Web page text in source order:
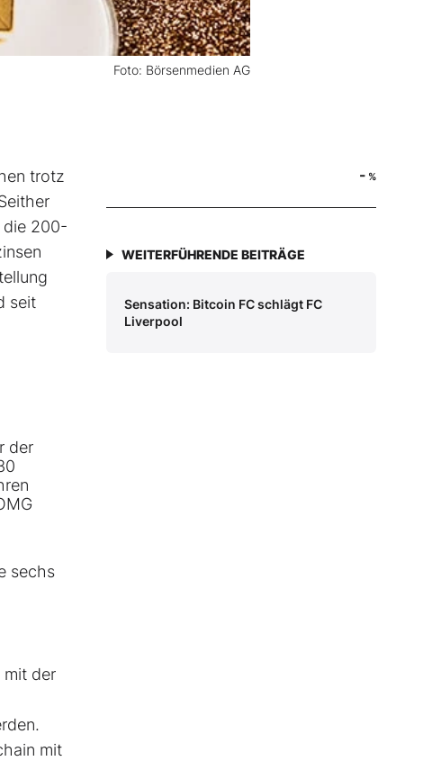
Foto: Börsenmedien AG
trotz
die 200-
seit
der
sechs
mit der
mit
- %
WEITERFÜHRENDE BEITRÄGE
Sensation: Bitcoin FC schlägt FC
Liverpool